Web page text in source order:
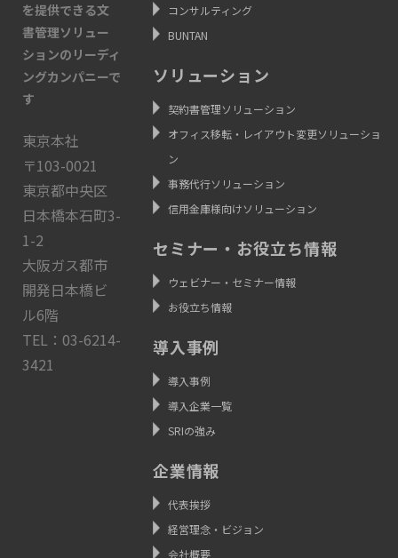
を提供できる文
書管理ソリュー
ションのリーディ
ングカンパニーで
す
東京本社
〒103-0021
東京都中央区
日本橋本石町3-
1-2
大阪ガス都市
開発日本橋ビ
ル6階
TEL：03-6214-
3421
コンサルティング
BUNTAN
ソリューション
契約書管理ソリューション
オフィス移転・レイアウト変更ソリューショ
ン
事務代行ソリューション
信用金庫様向けソリューション
セミナー・お役立ち情報
ウェビナー・セミナー情報
お役立ち情報
導入事例
導入事例
導入企業一覧
SRIの強み
企業情報
代表挨拶
経営理念・ビジョン
会社概要